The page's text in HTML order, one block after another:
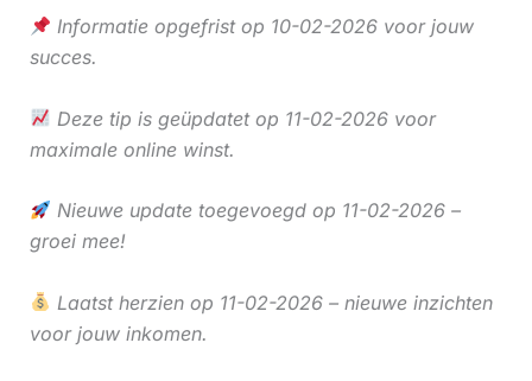
Informatie opgefrist op 10-02-2026 voor jouw
succes.
Deze tip is geüpdatet op 11-02-2026 voor
maximale online winst.
Nieuwe update toegevoegd op 11-02-2026 –
groei mee!
Laatst herzien op 11-02-2026 – nieuwe inzichten
voor jouw inkomen.